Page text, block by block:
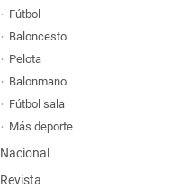
Fútbol
Baloncesto
Pelota
Balonmano
Fútbol sala
Más deporte
Nacional
Revista